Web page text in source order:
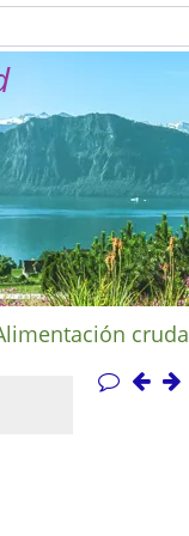
cruda